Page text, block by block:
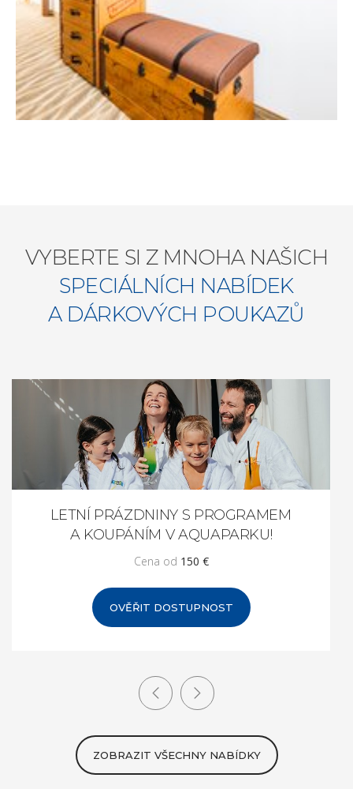
VYBERTE SI Z MNOHA NAŠICH
SPECIÁLNÍCH NABÍDEK
A DÁRKOVÝCH POUKAZŮ
LETNÍ PRÁZDNINY S PROGRAMEM
A KOUPÁNÍM V AQUAPARKU!
Cena od 150 €
OVĚŘIT DOSTUPNOST
ZOBRAZIT VŠECHNY NABÍDKY